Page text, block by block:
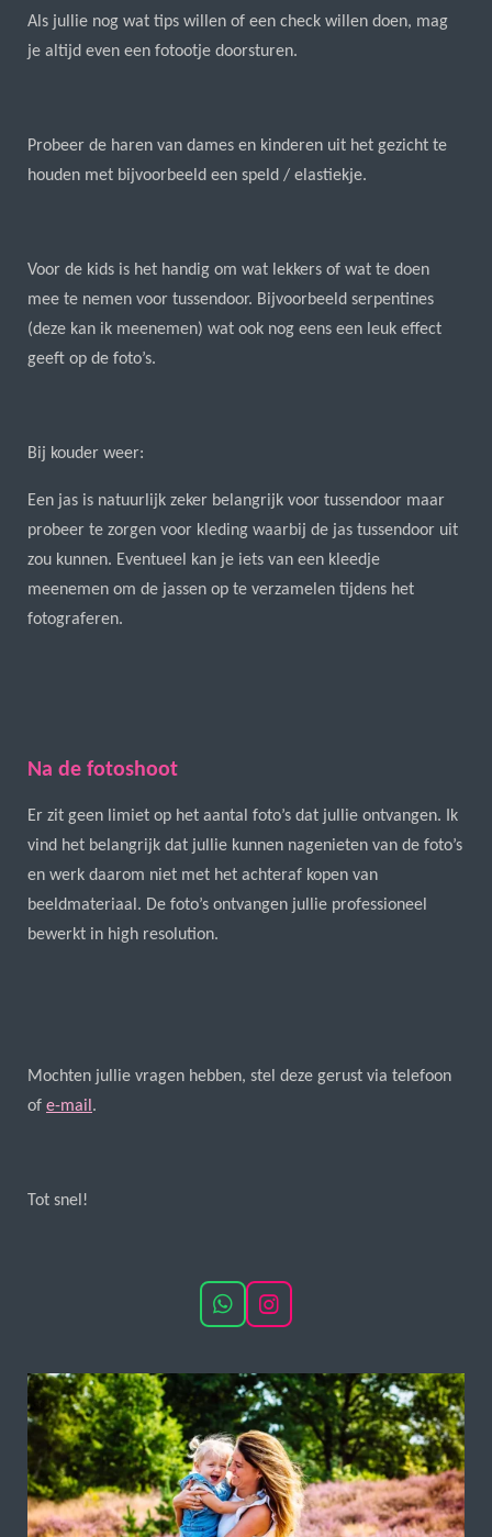
Als jullie nog wat tips willen of een check willen doen, mag
je altijd even een fotootje doorsturen.
Probeer de haren van dames en kinderen uit het gezicht te
houden met bijvoorbeeld een speld / elastiekje.
Voor de kids is het handig om wat lekkers of wat te doen
mee te nemen voor tussendoor. Bijvoorbeeld serpentines
(deze kan ik meenemen) wat ook nog eens een leuk effect
geeft op de foto’s.
Bij kouder weer:
Een jas is natuurlijk zeker belangrijk voor tussendoor maar
probeer te zorgen voor kleding waarbij de jas tussendoor uit
zou kunnen. Eventueel kan je iets van een kleedje
meenemen om de jassen op te verzamelen tijdens het
fotograferen.
Na de fotoshoot
Er zit geen limiet op het aantal foto’s dat jullie ontvangen. Ik
vind het belangrijk dat jullie kunnen nagenieten van de foto’s
en werk daarom niet met het achteraf kopen van
beeldmateriaal. De foto’s ontvangen jullie professioneel
bewerkt in high resolution.
Mochten jullie vragen hebben, stel deze gerust via telefoon
of e-mail .
Tot snel!
W
h
t
s
p
p
I
n
t
a
g
r
a
m